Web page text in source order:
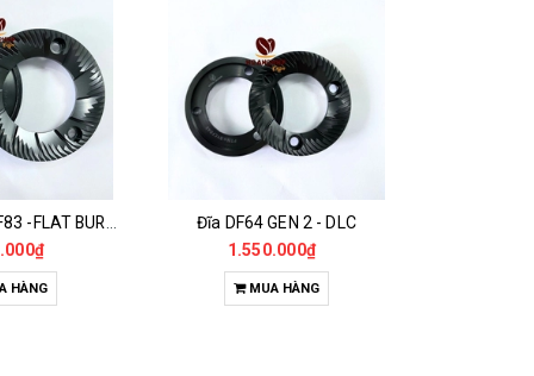
HÀNG
Đĩa DF64 GEN 2 - DLC
1.550.000₫
MUA HÀNG